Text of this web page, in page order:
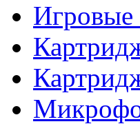
Игровые